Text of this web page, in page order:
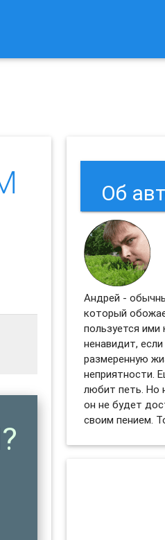
Об
Андрей -
который
пользуется
ненавидит, если
размеренную
неприятности.
любит петь. Но
он не будет
своим пением.